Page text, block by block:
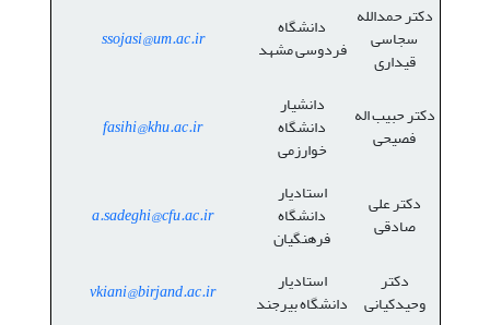
دکتر حمدالله
سجاسی
قیداری
دانشگاه
فردوسی مشهد ssojasi@um.ac.ir
دکتر حبیب اله
فصیحی
دانشیار
دانشگاه
خوارزمی
fasihi@khu.ac.ir
دکتر علی
صادقی
استادیار
دانشگاه
فرهنگیان
a.sadeghi@cfu.ac.ir
دکتر
وحیدکیانی
استادیار
دانشگاه بیرجند vkiani@birjand.ac.ir